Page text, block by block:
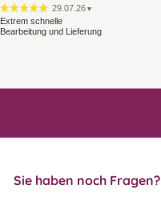
29.07.26 ▼
Extrem schnelle
Bearbeitung und Lieferung
Sie haben noch Fragen?